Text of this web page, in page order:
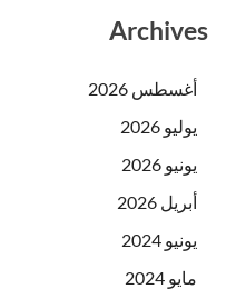
Archives
أغسطس 2026
يوليو 2026
يونيو 2026
أبريل 2026
يونيو 2024
مايو 2024